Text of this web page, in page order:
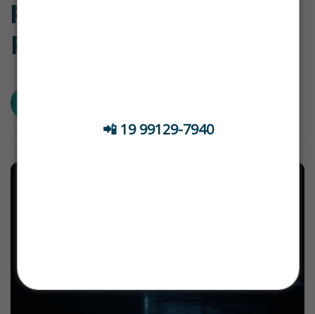
📲 19 99129-7940
para adesão ao
RENAVE